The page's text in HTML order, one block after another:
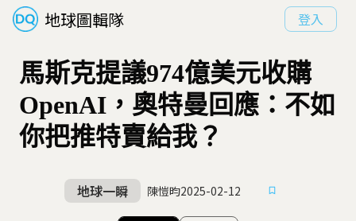
地球圖輯隊 登入
馬斯克提議974億美元收購
OpenAI，奧特曼回應：不如
你把推特賣給我？
地球一瞬 陳愷昀2025-02-12